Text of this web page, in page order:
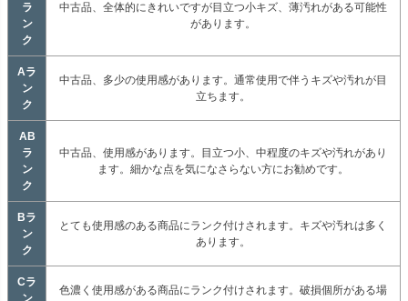
ラ
ン
ク
中古品、全体的にきれいですが目立つ小キズ、薄汚れがある可能性
があります。
Aラ
ン
ク
中古品、多少の使用感があります。通常使用で伴うキズや汚れが目
立ちます。
AB
ラ
ン
ク
中古品、使用感があります。目立つ小、中程度のキズや汚れがあり
ます。細かな点を気になさらない方にお勧めです。
Bラ
ン
ク
とても使用感のある商品にランク付けされます。キズや汚れは多く
あります。
Cラ
色濃く使用感がある商品にランク付けされます。破損個所がある場